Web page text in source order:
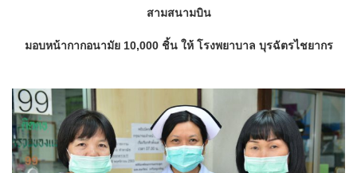
สามสนามบิน
มอบหน้ากากอนามัย 10,000 ชิ้น ให้ โรงพยาบาล บุรฉัตรไชยากร